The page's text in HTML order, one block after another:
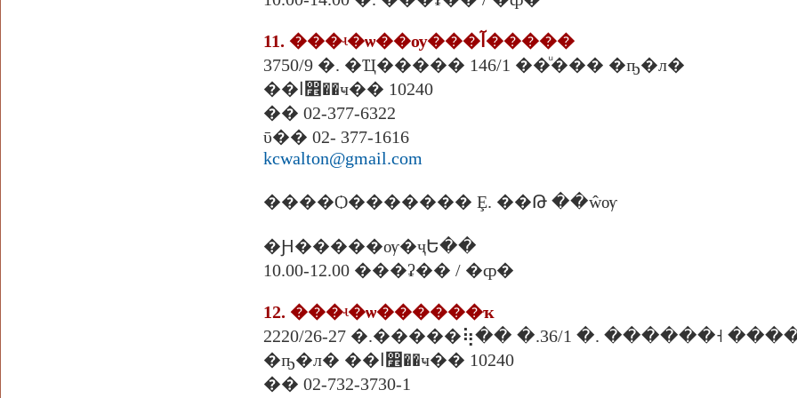
11. ���ʵ�ѡ��ѹ���آ�����
3750/9 �. �Ҵ����� 146/1 ��ͧ��� �ҧ�л�
��ا෾��ҹ�� 10240
�� 02-377-6322
ῡ�� 02- 377-1616
kcwalton@gmail.com
����Ѻ������� Ȩ. ��Թ ��ŵѹ
�Ԩ�����ѹ�ҷԵ��
10.00-12.00 ���ʡ�� / �ȹ�
12. ���ʵ�ѡ������ҡ
2220/26-27 �.�����⢷�� �.36/1 �. ������˧
�ҧ�л� ��ا෾��ҹ�� 10240
�� 02-732-3730-1